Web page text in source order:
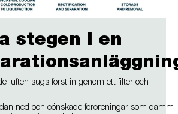
stegen i en
luften sugs först in genom ett filter och
ned och oönskade föroreningar som damm